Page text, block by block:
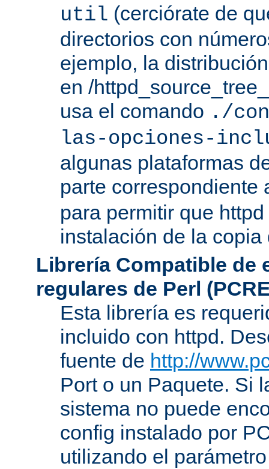
util (cerciórate de
directorios con
ejemplo, la
en /
usa el comando ./
las-opciones-
algunas plataformas
parte
para permitir que
instalación de la
Librería Compatible de
regulares de Perl
Esta librería es
incluido con httpd.
fuente de http://
Port o un Paquete. Si
sistema no puede
config instalado por
utilizando el parámetro